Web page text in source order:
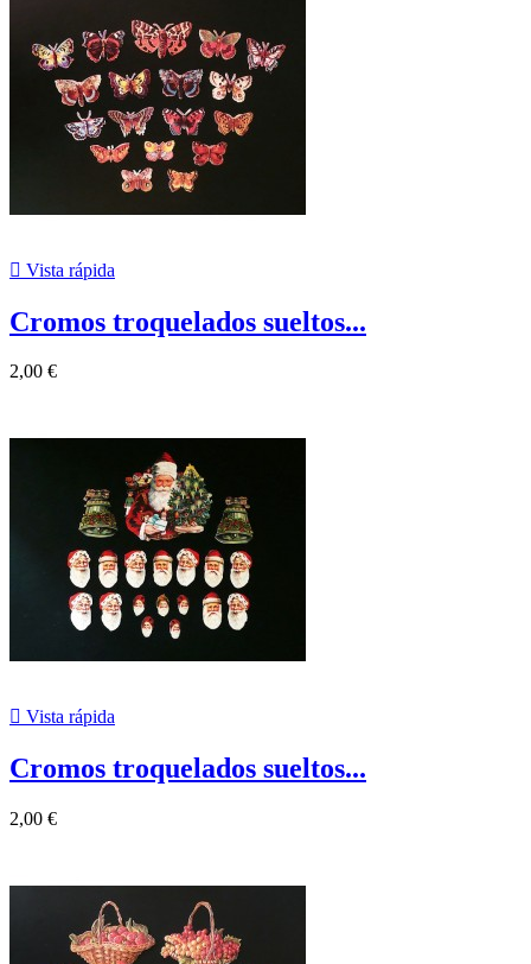
 Vista rápida
Cromos troquelados sueltos...
2,00 €
 Vista rápida
Cromos troquelados sueltos...
2,00 €